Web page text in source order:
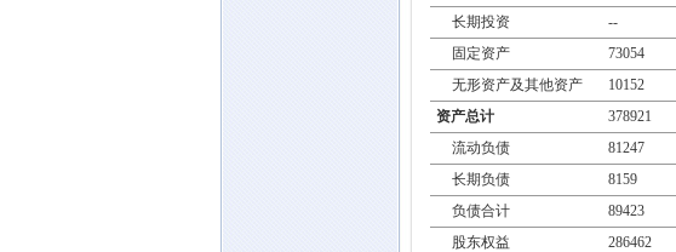
长期投资
--
固定资产
73054
无形资产及其他资产
10152
资产总计
378921
流动负债
81247
长期负债
8159
负债合计
89423
股东权益
286462